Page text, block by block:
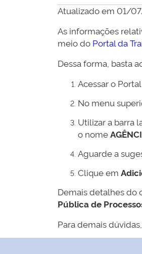
Atualizado em 01/
As informações
meio do Portal da
Dessa forma, basta
Acessar o
No menu
Utilizar a barra
o nome
Aguarde a
Clique em
Demais detalhes do
Pública de
Para demais